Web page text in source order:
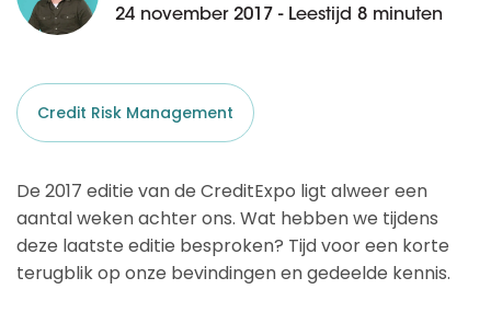
24 november 2017 - Leestijd 8 minuten
Credit Risk Management
De 2017 editie van de CreditExpo ligt alweer een
aantal weken achter ons. Wat hebben we tijdens
deze laatste editie besproken? Tijd voor een korte
terugblik op onze bevindingen en gedeelde kennis.